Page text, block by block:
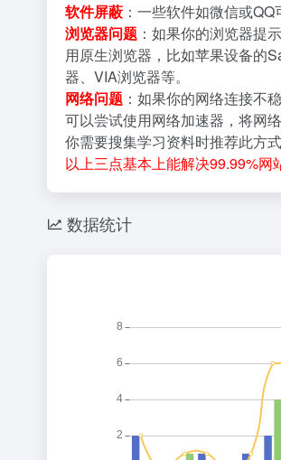
软件屏蔽 ：一些软件如微信或
浏览器问题 ：如果你的浏览器提
用原生浏览器，比如苹果设备的
器、VIA浏览器等。
网络问题 ：如果你的网络连接不
可以尝试使用网络加速器，将网
你需要搜集学习资料时推荐此方式
以上三点基本上能解决99.99%网
数据统计